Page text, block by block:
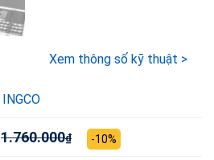
Xem thông số kỹ thuật >
INGCO
1.760.000₫ -10%